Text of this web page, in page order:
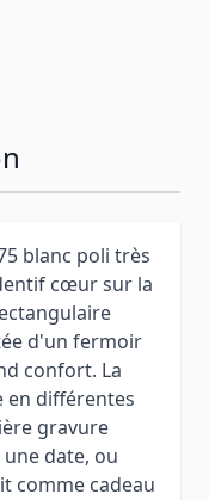
blanc poli très
cœur sur la
d'un fermoir
confort. La
en différentes
gravure
date, ou
comme cadeau